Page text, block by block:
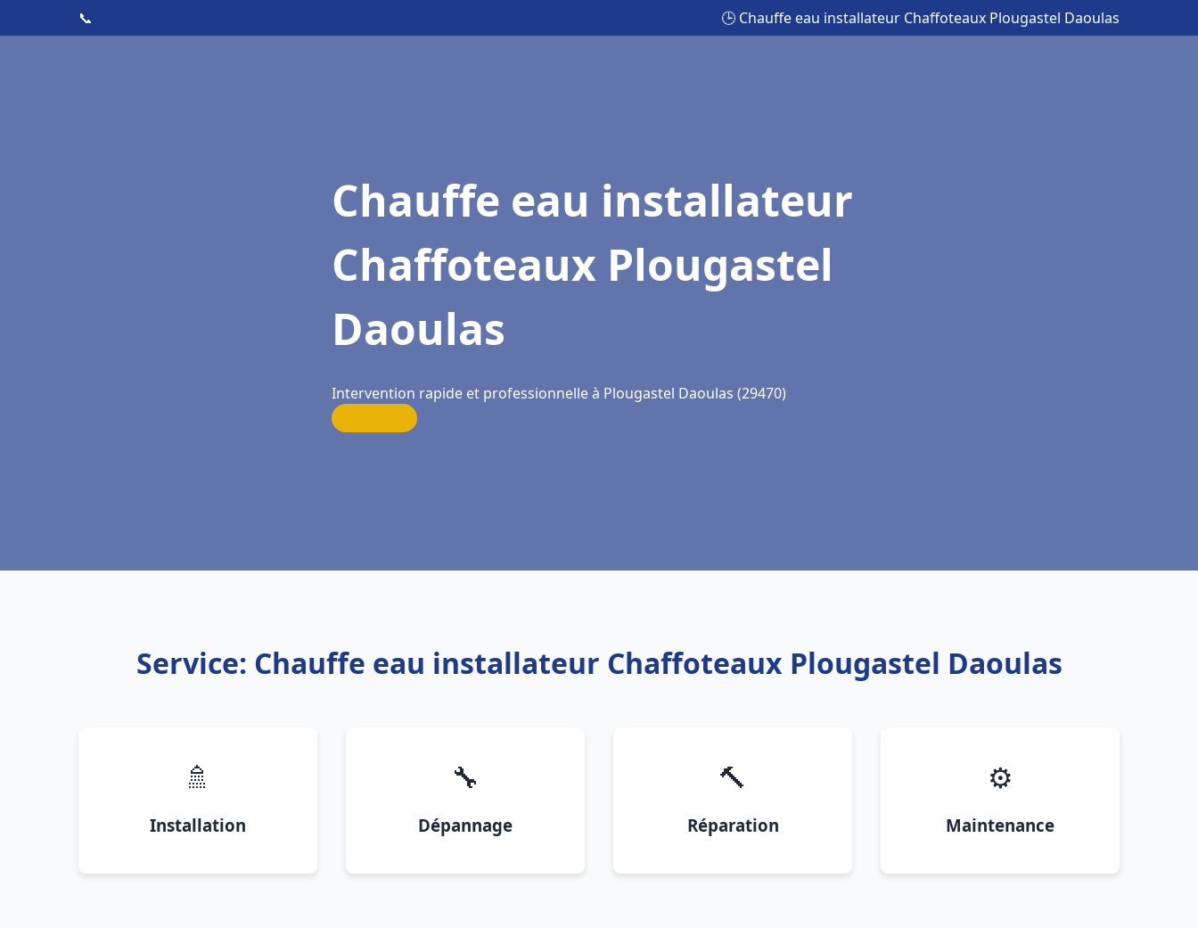
📞 🕒 Chauffe eau installateur Chaffoteaux Plougastel Daoulas
Chauffe eau installateur
Chaffoteaux Plougastel
Daoulas
Intervention rapide et professionnelle à Plougastel Daoulas (29470)
Service: Chauffe eau installateur Chaffoteaux Plougastel Daoulas
🚿
Installation
🔧
Dépannage
🔨
Réparation
⚙️
Maintenance